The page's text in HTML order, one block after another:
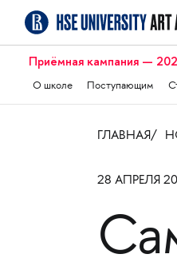
Приёмная кампания —
О школе Поступающим
ГЛАВНАЯ
28 АПРЕЛЯ